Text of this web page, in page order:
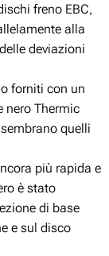
freno EBC,
alla
deviazioni
forniti con un
nero Thermic
quelli
più rapida e
è stato
di base
e sul disco